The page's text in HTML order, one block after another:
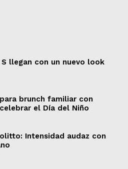
S llegan con un nuevo look
brunch familiar con
el Día del Niño
Intensidad audaz con